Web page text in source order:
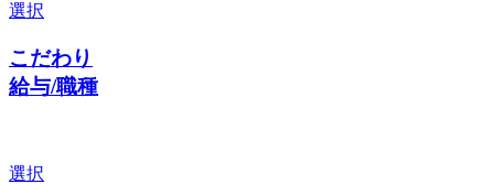
選択
こだわり
給与/職種
選択